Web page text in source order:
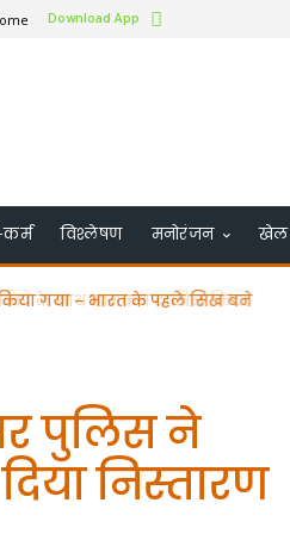
Download App
कर्म विश्लेषण मनोरंजन खेल
के साथ नामंकन दाखिल किया
पुलिस ने
निस्तारण